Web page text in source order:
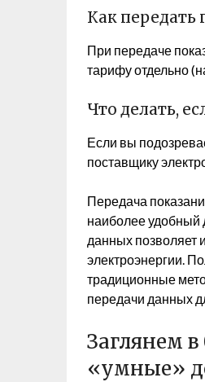
Как
При передаче
тарифу отдельно
Что делать,
Если вы
поставщику
Передача
наиболее удобный
данных позволяет
электроэнергии.
традиционные
передачи данных
Заглянем
«умные»